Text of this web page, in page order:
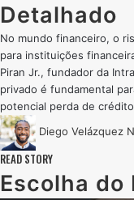
Detalhado
No mundo financeiro, o
para instituições
Piran Jr., fundador da
privado é fundamental
potencial perda de
Diego Velázquez
READ STORY
Escolha do